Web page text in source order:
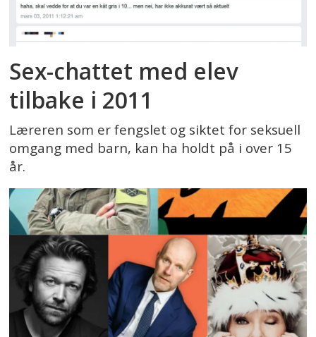
Sex-chattet med elev
tilbake i 2011
Læreren som er fengslet og siktet for seksuell
omgang med barn, kan ha holdt på i over 15
år.